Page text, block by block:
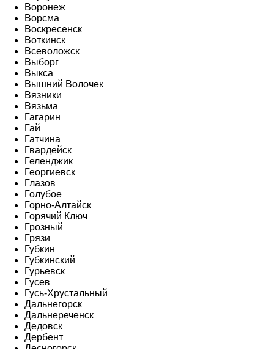
Воронеж
Ворсма
Воскресенск
Воткинск
Всеволожск
Выборг
Выкса
Вышний Волочек
Вязники
Вязьма
Гагарин
Гай
Гатчина
Гвардейск
Геленджик
Георгиевск
Глазов
Голубое
Горно-Алтайск
Горячий Ключ
Грозный
Грязи
Губкин
Губкинский
Гурьевск
Гусев
Гусь-Хрустальный
Дальнегорск
Дальнереченск
Дедовск
Дербент